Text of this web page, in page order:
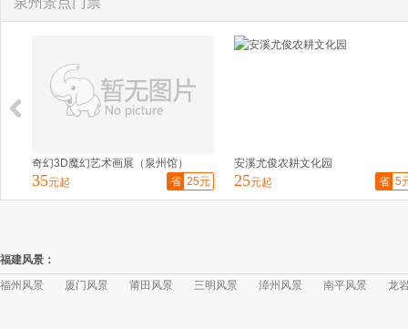
奇幻3D魔幻艺术画展（泉州馆）
35元起 省 25元
安溪尤俊农耕文化园
25元起 省 5
福建风景：
福州风景
厦门风景 莆田风景 三明风景 漳州风景 南平风景 龙